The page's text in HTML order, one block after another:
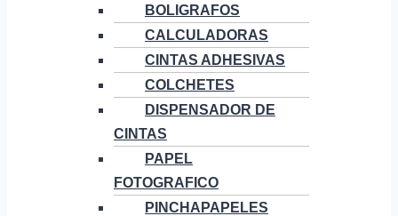
BOLIGRAFOS
CALCULADORAS
CINTAS ADHESIVAS
COLCHETES
DISPENSADOR DE
CINTAS
PAPEL
FOTOGRAFICO
PINCHAPAPELES